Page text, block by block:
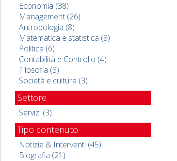
Economia (38)
Management (26)
Antropologia (8)
Matematica e statistica (8)
Politica (6)
Contabilità e Controllo (4)
Filosofia (3)
Società e cultura (3)
Settore
Servizi (3)
Tipo contenuto
Notizie & Interventi (45)
Biografia (21)